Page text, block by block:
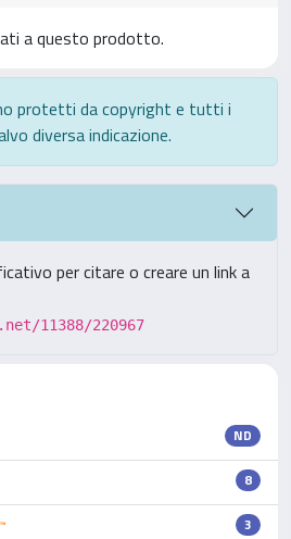
a questo prodotto.
protetti da copyright e tutti i
diversa indicazione.
per citare o creare un link a
11388/220967
ND
8
3